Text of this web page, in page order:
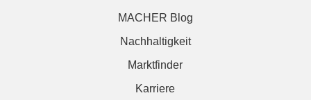
MACHER Blog
Nachhaltigkeit
Marktfinder
Karriere